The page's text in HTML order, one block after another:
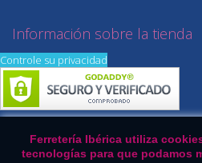
Información sobre la tienda
Ferretería Ibérica utiliza
tecnologías para que podamos
Controle su privacidad